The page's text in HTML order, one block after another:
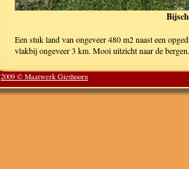
Een stuk land van ongeveer 480 m2 naast een
vlakbij ongeveer 3 km. Mooi uitzicht naar de bergen.
2009 © Maatwerk Giethoorn